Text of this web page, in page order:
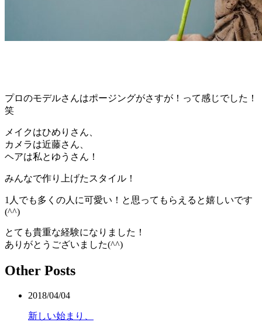
プロのモデルさんはポージングがさすが！って感じでした！
笑
メイクはひめりさん、
カメラは近藤さん、
ヘアは私とゆうさん！
みんなで作り上げたスタイル！
1人でも多くの人に可愛い！と思ってもらえると嬉しいです
(^^)
とても貴重な経験になりました！
ありがとうございました(^^)
Other Posts
2018/04/04
新しい始まり、